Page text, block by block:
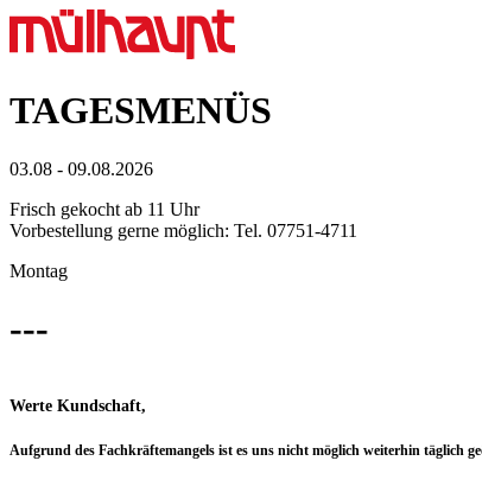
TAGESMENÜS
03.08 - 09.08.2026
Frisch gekocht ab 11 Uhr
Vorbestellung gerne möglich: Tel. 07751-4711
Montag
---
Werte Kundschaft,
Aufgrund des Fachkräftemangels ist es uns nicht möglich weiterhin täglich